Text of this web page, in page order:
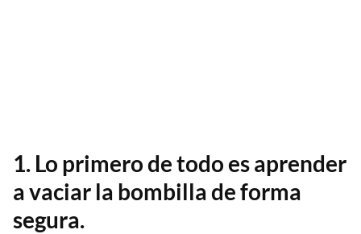
1. Lo primero de todo es aprender
a vaciar la bombilla de forma
segura.